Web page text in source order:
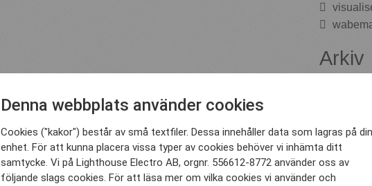
Arkiv
juli 2025
Denna webbplats använder cookies
Cookies ("kakor") består av små textfiler. Dessa innehåller data som lagras på din
enhet. För att kunna placera vissa typer av cookies behöver vi inhämta ditt
samtycke. Vi på Lighthouse Electro AB, orgnr. 556612-8772 använder oss av
följande slags cookies. För att läsa mer om vilka cookies vi använder och